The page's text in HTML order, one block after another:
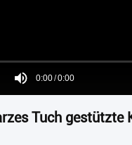
Mute
Time
0:00/0:00
Tuch